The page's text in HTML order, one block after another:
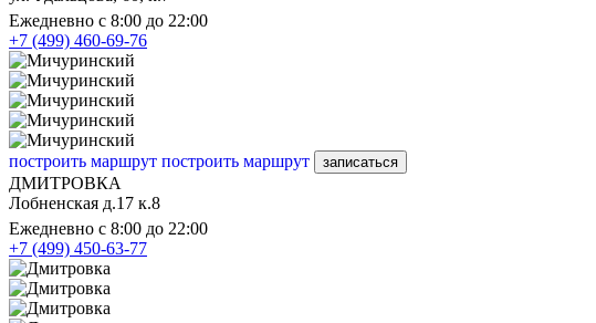
Ежедневно с 8:00 до 22:00
+7 (499) 460-69-76
построить маршрут построить маршрут записаться
ДМИТРОВКА
Лобненская д.17 к.8
Ежедневно с 8:00 до 22:00
+7 (499) 450-63-77